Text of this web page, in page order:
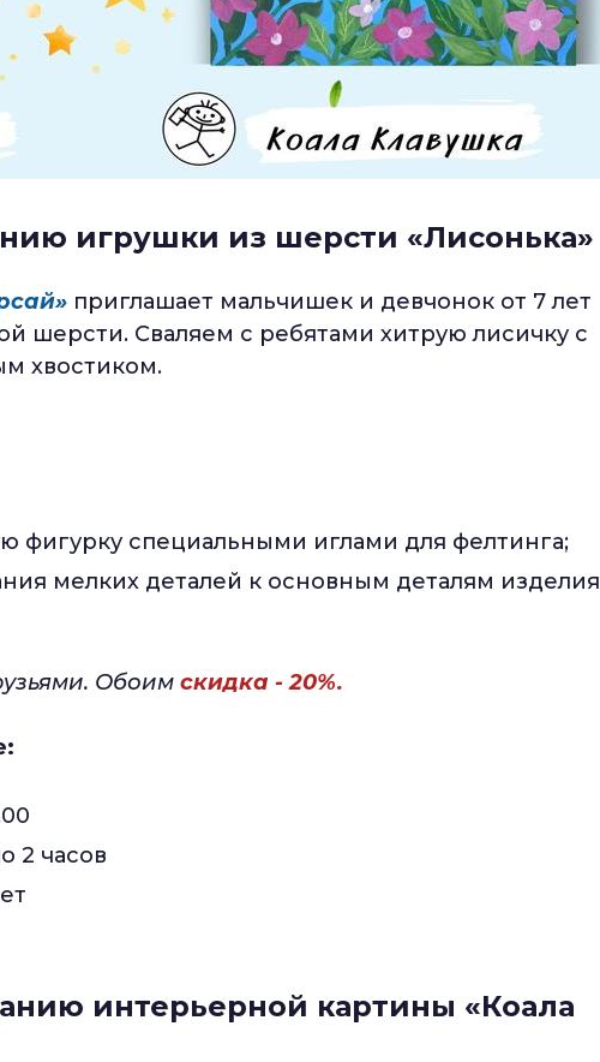
игрушки из шерсти «Лисонька»
приглашает мальчишек и девчонок от 7 лет
шерсти. Сваляем с ребятами хитрую лисичку с
хвостиком.
фигурку специальными иглами для фелтинга;
мелких деталей к основным деталям изделия
Обоим скидка - 20%.
2 часов
интерьерной картины «Коала